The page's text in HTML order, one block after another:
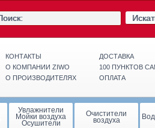
КОНТАКТЫ
О КОМПАНИИ ZIWO
О ПРОИЗВОДИТЕЛЯХ
ДОСТАВКА
100 ПУНКТОВ
ОПЛАТА
Увлажнители
Мойки воздуха
Осушители
Очистители
воздуха